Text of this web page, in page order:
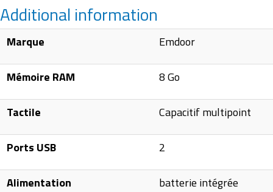
Additional information
Marque Emdoor
Mémoire RAM 8 Go
Tactile Capacitif multipoint
Ports USB 2
Alimentation batterie intégrée